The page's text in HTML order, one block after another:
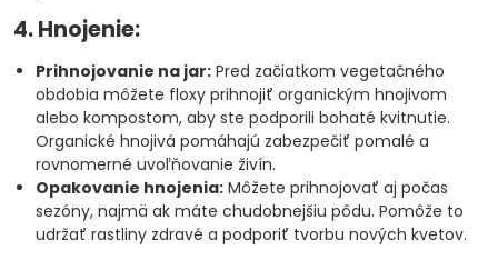
4. Hnojenie:
Prihnojovanie na jar: Pred začiatkom vegetačného
obdobia môžete floxy prihnojiť organickým hnojivom
alebo kompostom, aby ste podporili bohaté kvitnutie.
Organické hnojivá pomáhajú zabezpečiť pomalé a
rovnomerné uvoľňovanie živín.
Opakovanie hnojenia: Môžete prihnojovať aj počas
sezóny, najmä ak máte chudobnejšiu pôdu. Pomôže to
udržať rastliny zdravé a podporiť tvorbu nových kvetov.